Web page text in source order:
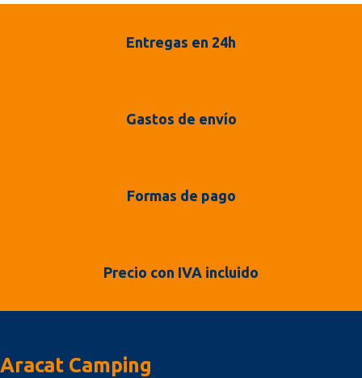
Entregas en 24h
Gastos de envío
Formas de pago
Precio con IVA incluido
Aracat Camping